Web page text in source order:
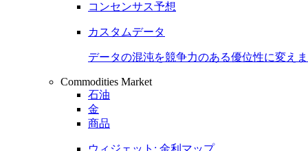
コンセンサス予想
カスタムデータ
データの混沌を競争力のある優位性に変え
Commodities Market
石油
金
商品
ウィジェット: 金利マップ